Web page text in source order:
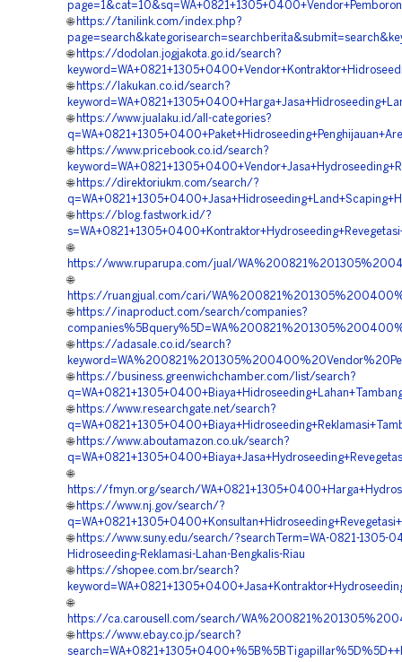
🌐 https://tanilink.com/index.php?
🌐 https://dodolan.jogjakota.go.id/search?
🌐 https://lakukan.co.id/search?
🌐 https://www.jualaku.id/all-categories?
🌐 https://www.pricebook.co.id/search?
🌐 https://direktoriukm.com/search/?
🌐 https://blog.fastwork.id/?
🌐
https://www.ruparupa.com/jual/
🌐
https://ruangjual.com/cari/
🌐 https://inaproduct.com/search/companies?
🌐 https://adasale.co.id/search?
🌐 https://business.greenwichchamber.com/list/search?
🌐 https://www.researchgate.net/search?
🌐 https://www.aboutamazon.co.uk/search?
🌐
https://fmyn.org/search/
🌐 https://www.nj.gov/search/?
🌐 https://www.suny.edu/search/?searchTerm=WA-0821-1305-
Hidroseeding-Reklamasi-Lahan-Bengkalis-Riau
🌐 https://shopee.com.br/search?
🌐
https://ca.carousell.com/search/
🌐 https://www.ebay.co.jp/search?